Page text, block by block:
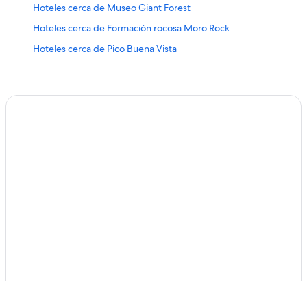
Hoteles cerca de Museo Giant Forest
Hoteles cerca de Formación rocosa Moro Rock
Hoteles cerca de Pico Buena Vista